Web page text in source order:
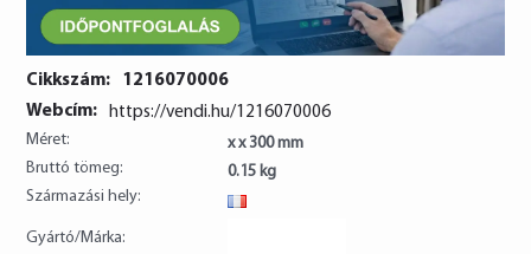
Cikkszám:
1216070006
Webcím:
https://vendi.hu/1216070006
Méret:
x x 300 mm
Bruttó tömeg:
0.15 kg
Származási hely:
Gyártó/Márka: